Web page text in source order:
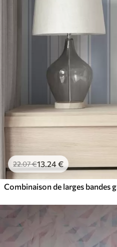
22.07€13.24€